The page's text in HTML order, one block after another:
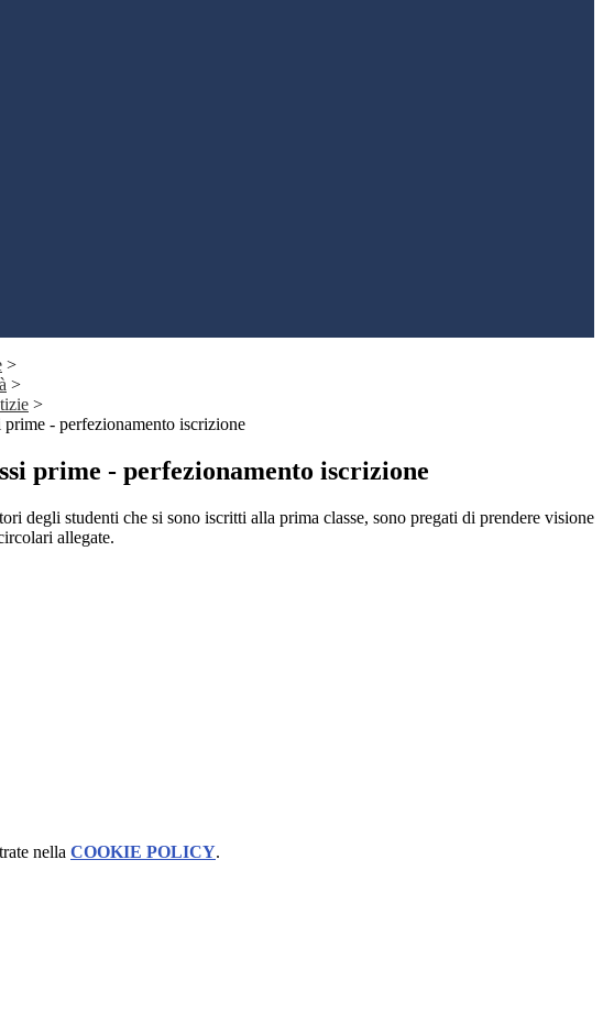
>
>
>
prime - perfezionamento iscrizione
prime - perfezionamento iscrizione
degli studenti che si sono iscritti alla prima classe, sono pregati di prendere visione
allegate.
nella COOKIE POLICY.